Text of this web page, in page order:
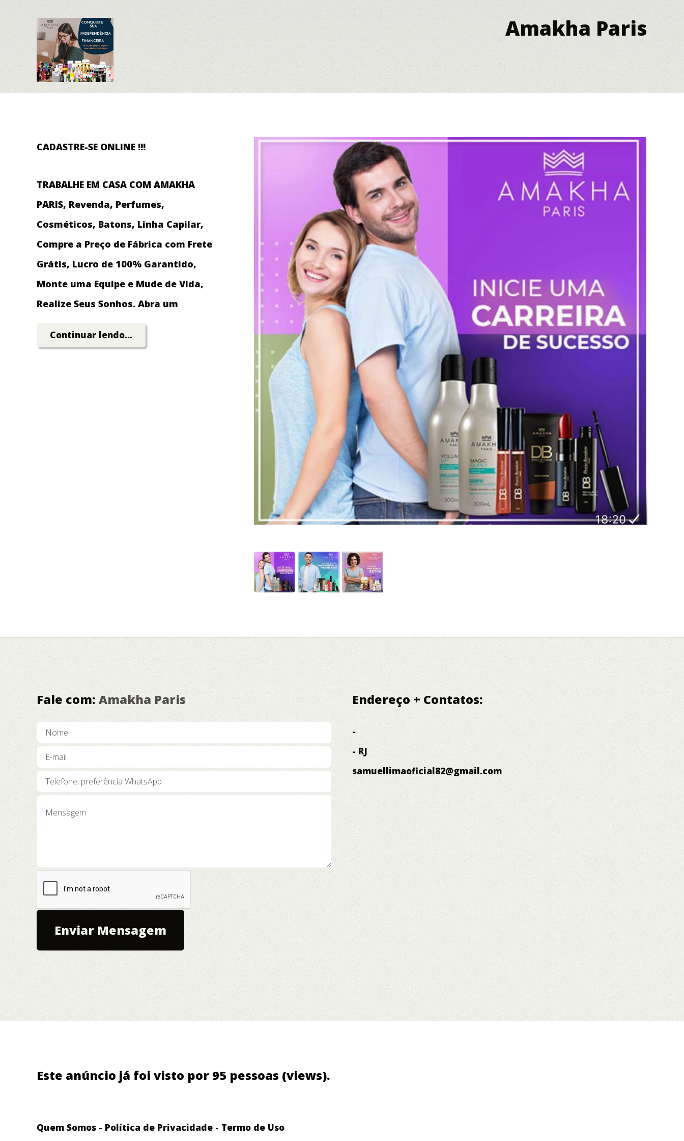
Amakha Paris
CADASTRE-SE ONLINE !!!
TRABALHE EM CASA COM AMAKHA
PARIS, Revenda, Perfumes,
Cosméticos, Batons, Linha Capilar,
Compre a Preço de Fábrica com Frete
Grátis, Lucro de 100% Garantido,
Monte uma Equipe e Mude de Vida,
Realize Seus Sonhos. Abra um
Grande Negócio Investindo Pouco
Continuar lendo...
Fale com: Amakha Paris Endereço + Contatos:
-
- RJ
samuellimaoficial82@gmail.com
Este anúncio já foi visto por 95 pessoas (views).
Quem Somos - Política de Privacidade - Termo de Uso